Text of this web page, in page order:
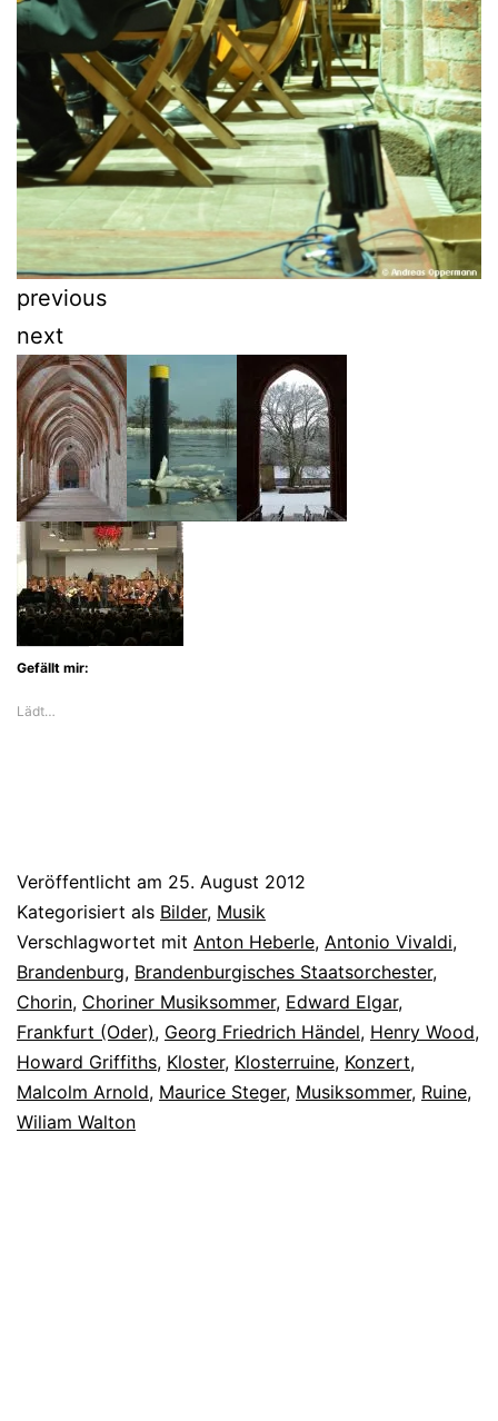
previous
next
Gefällt mir:
Lädt…
Veröffentlicht am 25. August 2012
Kategorisiert als Bilder, Musik
Verschlagwortet mit Anton Heberle, Antonio Vivaldi,
Brandenburg, Brandenburgisches Staatsorchester,
Chorin, Choriner Musiksommer, Edward Elgar,
Frankfurt (Oder), Georg Friedrich Händel, Henry Wood,
Howard Griffiths, Kloster, Klosterruine, Konzert,
Malcolm Arnold, Maurice Steger, Musiksommer, Ruine,
Wiliam Walton